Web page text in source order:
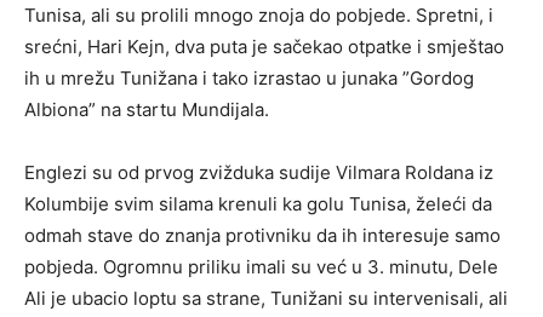
Tunisa, ali su prolili mnogo znoja do pobjede. Spretni, i
srećni, Hari Kejn, dva puta je sačekao otpatke i smještao
ih u mrežu Tunižana i tako izrastao u junaka ”Gordog
Albiona” na startu Mundijala.
Englezi su od prvog zvižduka sudije Vilmara Roldana iz
Kolumbije svim silama krenuli ka golu Tunisa, želeći da
odmah stave do znanja protivniku da ih interesuje samo
pobjeda. Ogromnu priliku imali su već u 3. minutu, Dele
Ali je ubacio loptu sa strane, Tunižani su intervenisali, ali